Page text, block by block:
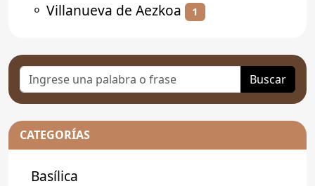
⚬ Villanueva de Aezkoa 1
Buscar
CATEGORÍAS
Basílica